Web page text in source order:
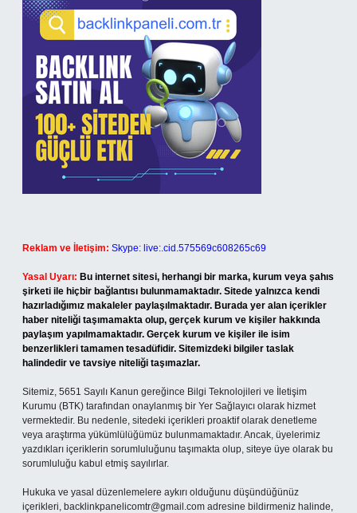
Reklam ve İletişim: Skype: live:.cid.575569c608265c69
Yasal Uyarı: Bu internet sitesi, herhangi bir marka, kurum veya şahıs
şirketi ile hiçbir bağlantısı bulunmamaktadır. Sitede yalnızca kendi
hazırladığımız makaleler paylaşılmaktadır. Burada yer alan içerikler
haber niteliği taşımamakta olup, gerçek kurum ve kişiler hakkında
paylaşım yapılmamaktadır. Gerçek kurum ve kişiler ile isim
benzerlikleri tamamen tesadüfidir. Sitemizdeki bilgiler taslak
halindedir ve tavsiye niteliği taşımazlar.
Sitemiz, 5651 Sayılı Kanun gereğince Bilgi Teknolojileri ve İletişim
Kurumu (BTK) tarafından onaylanmış bir Yer Sağlayıcı olarak hizmet
vermektedir. Bu nedenle, sitedeki içerikleri proaktif olarak denetleme
veya araştırma yükümlülüğümüz bulunmamaktadır. Ancak, üyelerimiz
yazdıkları içeriklerin sorumluluğunu taşımakta olup, siteye üye olarak bu
sorumluluğu kabul etmiş sayılırlar.
Hukuka ve yasal düzenlemelere aykırı olduğunu düşündüğünüz
içerikleri, backlinkpanelicomtr@gmail.com adresine bildirmeniz halinde,